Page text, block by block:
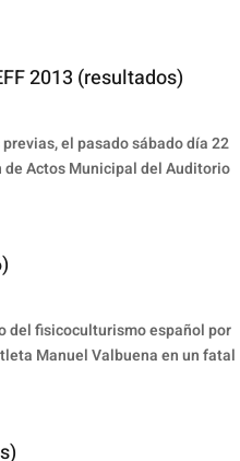
2013 (resultados)
el pasado sábado día 22
Actos Municipal del Auditorio
del fisicoculturismo español por
Manuel Valbuena en un fatal